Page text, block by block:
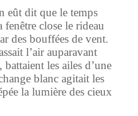
eût dit que le temps
close le rideau
des bouffées de vent.
l’air auparavant
les ailes d’une
blanc agitait les
la lumière des cieux